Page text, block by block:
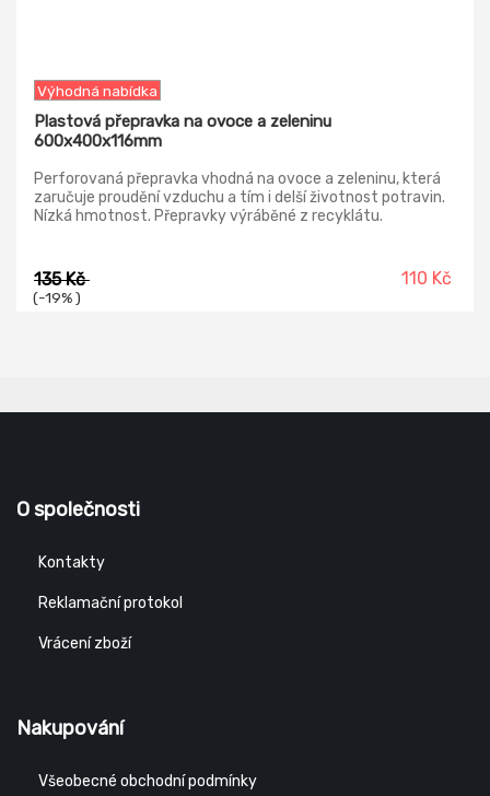
Výhodná nabídka
Plastová přepravka na ovoce a zeleninu
600x400x116mm
Perforovaná přepravka vhodná na ovoce a zeleninu, která
zaručuje proudění vzduchu a tím i delší životnost potravin.
Nízká hmotnost. Přepravky výráběné z recyklátu.
135 Kč
(-19% )
110 Kč
O společnosti
Kontakty
Reklamační protokol
Vrácení zboží
Nakupování
Všeobecné obchodní podmínky